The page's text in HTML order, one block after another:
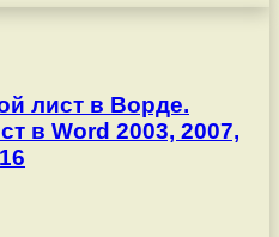
лист в Ворде.
в Word 2003, 2007,